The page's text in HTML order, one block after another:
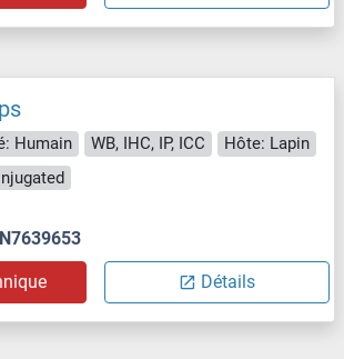
Humain WB, IHC, IP, ICC
Hôte: Lapin
Détails